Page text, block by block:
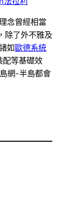
念曾經相當
除了外不雅及
如歐德系統
配等基礎效
網-半島都會